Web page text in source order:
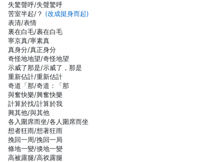
失驚聲呼/失聲驚呼
苦室半起/？ (改成挺身而起)
表清/表情
裏在白毛/裹在白毛
寧京真/寧素真
真身分/真正身分
奇怪地地望/奇怪地望
示威了那是/示威了，那是
重新佔計/重新估計
奇道「那/奇道：「那
與奮快樂/興奮快樂
計算於找/計算於我
興其他/與其他
各入圍席而坐/各人圍席而坐
想者狂雨/想著狂雨
挽回一周/挽回一局
條地一變/倏地一變
高被露腿/高衩露腿